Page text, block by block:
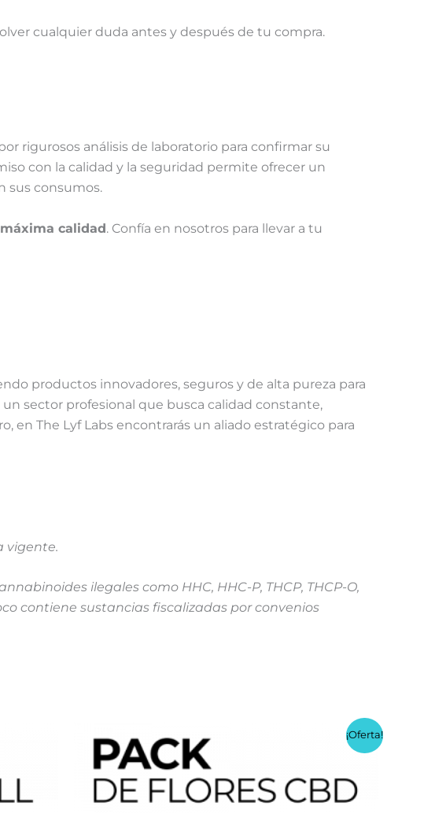
cualquier duda antes y después de tu compra.
rigurosos análisis de laboratorio para confirmar su
con la calidad y la seguridad permite ofrecer un
sus consumos.
calidad. Confía en nosotros para llevar a tu
productos innovadores, seguros y de alta pureza para
sector profesional que busca calidad constante,
en The Lyf Labs encontrarás un aliado estratégico para
vigente.
ilegales como HHC, HHC-P, THCP, THCP-O,
contiene sustancias fiscalizadas por convenios
¡Oferta!